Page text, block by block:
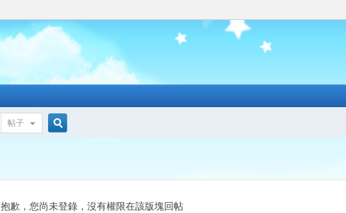
帖子
索
抱歉，您尚未登錄，沒有權限在該版塊回帖